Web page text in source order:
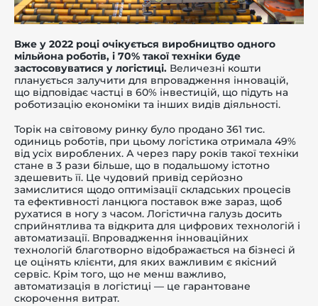
Вже у 2022 році очікується виробництво одного
мільйона роботів, і 70% такої техніки буде
застосовуватися у логістиці. Величезні кошти
планується залучити для впровадження інновацій,
що відповідає частці в 60% інвестицій, що підуть на
роботизацію економіки та інших видів діяльності.
Торік на світовому ринку було продано 361 тис.
одиниць роботів, при цьому логістика отримала 49%
від усіх вироблених. А через пару років такої техніки
стане в 3 рази більше, що в подальшому істотно
здешевить її. Це чудовий привід серйозно
замислитися щодо оптимізації складських процесів
та ефективності ланцюга поставок вже зараз, щоб
рухатися в ногу з часом. Логістична галузь досить
сприйнятлива та відкрита для цифрових технологій і
автоматизації. Впровадження інноваційних
технологій благотворно відображається на бізнесі й
це оцінять клієнти, для яких важливим є якісний
сервіс. Крім того, що не менш важливо,
автоматизація в логістиці — це гарантоване
скорочення витрат.